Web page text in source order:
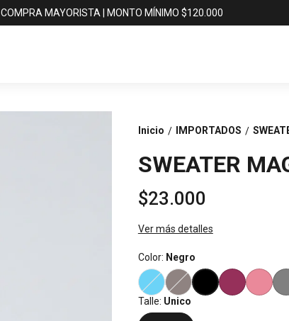
COMPRA MAYORISTA | MONTO MÍNIMO $120.000
Inicio / IMPORTADOS /
SWEATER
$23.000
Ver más detalles
Color: Negro
Talle: Unico